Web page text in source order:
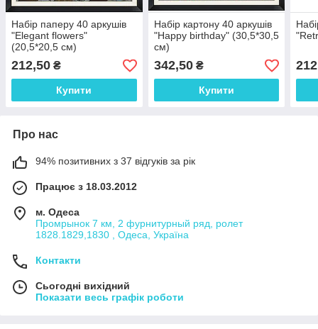
Набір паперу 40 аркушів
"Elegant flowers"
(20,5*20,5 см)
212,50 ₴
Купити
Набір картону 40 аркушів
"Happy birthday" (30,5*30,5
см)
342,50₴
Купити
Про нас
94% позитивних з 37 відгуків за рік
Працює з 18.03.2012
м. Одеса
Промрынок 7 км, 2 фурнитурный ряд, ролет
1828.1829,1830 , Одеса, Україна
Контакти
Сьогодні вихідний
Показати весь графік роботи